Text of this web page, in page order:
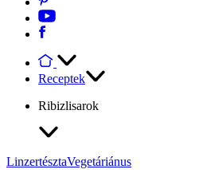
Receptek
Ribizlisarok
LinzertésztaVegetáriánus